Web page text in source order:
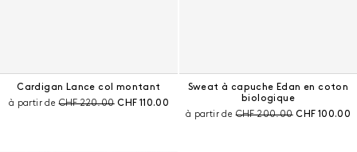
Cardigan Lance col montant
à partir dePrix avant remise :
CHF 220.00 Prix courant :
CHF 110.00
Sweat à capuche Edan en coton
biologique
à partir dePrix avant remise :
CHF 200.00 Prix courant
CHF 100.00